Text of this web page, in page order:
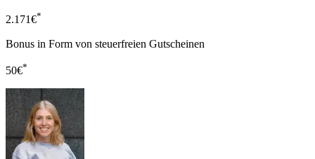
2.171€*
Bonus in Form von steuerfreien Gutscheinen
50€*